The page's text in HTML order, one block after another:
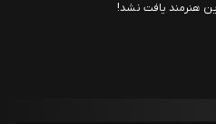
هنرمند یافت نشد!